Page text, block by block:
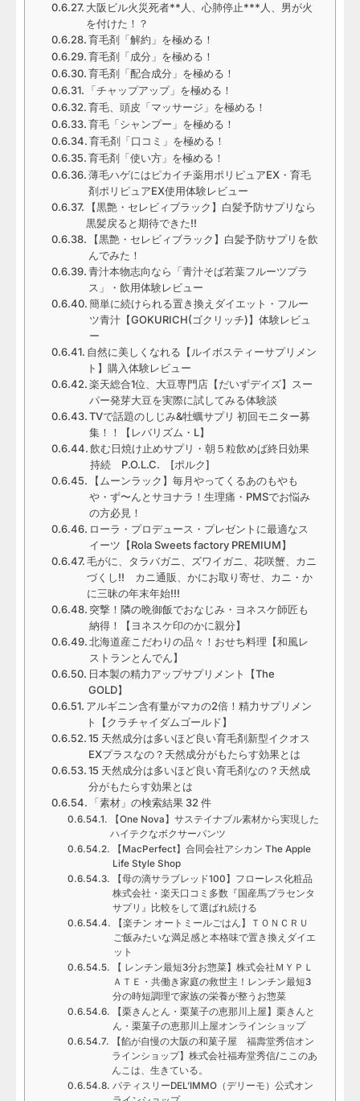
大阪ビル火災死者**人、心肺停止***人、男が火
を付けた！？
育毛剤「解約」を極める！
育毛剤「成分」を極める！
育毛剤「配合成分」を極める！
「チャップアップ」を極める！
育毛、頭皮「マッサージ」を極める！
育毛「シャンプー」を極める！
育毛剤「口コミ」を極める！
育毛剤「使い方」を極める！
薄毛ハゲにはピカイチ薬用ポリピュアEX・育毛
剤ポリピュアEX使用体験レビュー
【黒艶・セレビィブラック】白髪予防サプリなら
黒髪戻ると期待できた!!
【黒艶・セレビィブラック】白髪予防サプリを飲
んでみた！
青汁本物志向なら「青汁そば若葉フルーツプラ
ス」・飲用体験レビュー
簡単に続けられる置き換えダイエット・フルー
ツ青汁【GOKURICH(ゴクリッチ)】体験レビュ
ー
自然に美しくなれる【ルイボスティーサプリメン
ト】購入体験レビュー
楽天総合1位、大豆専門店【だいずデイズ】スー
パー発芽大豆を実際に試してみる体験談
TVで話題のしじみ&牡蠣サプリ 初回モニター募
集！！【レバリズム・L】
飲む日焼け止めサプリ・朝５粒飲めば終日効果
持続 P.O.L.C. [ポルク]
【ムーンラック】毎月やってくるあのもやも
や・ず〜んとサヨナラ！生理痛・PMSでお悩み
の方必見！
ローラ・プロデュース・プレゼントに最適なス
イーツ【Rola Sweets factory PREMIUM】
毛がに、タラバガニ、ズワイガニ、花咲蟹、カニ
づくし!! カニ通販、かにお取り寄せ、カニ・か
に三昧の年末年始!!!
突撃！隣の晩御飯でおなじみ・ヨネスケ師匠も
納得！【ヨネスケ印のかに親分】
北海道産こだわりの品々！おせち料理【和風レ
ストランとんでん】
日本製の精力アップサプリメント【The
GOLD】
アルギニン含有量がマカの2倍！精力サプリメン
ト【クラチャイダムゴールド】
15 天然成分は多いほど良い育毛剤新型イクオス
EXプラスなの？天然成分がもたらす効果とは
15 天然成分は多いほど良い育毛剤なの？天然成
分がもたらす効果とは
「素材」の検索結果 32 件
【One Nova】サステイナブル素材から実現した
ハイテクなボクサーパンツ
【MacPerfect】合同会社アシカン The Apple
Life Style Shop
【母の滴サラブレッド100】フローレス化粧品
株式会社・楽天口コミ多数『国産馬プラセンタ
サプリ』比較をして選ばれ続ける
【楽チン オートミールごはん】ＴＯＮＣＲＵ
ご飯みたいな満足感と本格味で置き換えダイエ
ット
【 レンチン最短3分お惣菜】株式会社ＭＹＰＬ
ＡＴＥ・共働き家庭の救世主！レンチン最短3
分の時短調理で家族の栄養が整うお惣菜
【栗きんとん・栗菓子の恵那川上屋】栗きんと
ん・栗菓子の恵那川上屋オンラインショップ
【餡が自慢の大阪の和菓子屋 福壽堂秀信オン
ラインショップ】株式会社福寿堂秀信/ここのあ
んこは、生きている。
パティスリーDEL’IMMO（デリーモ）公式オン